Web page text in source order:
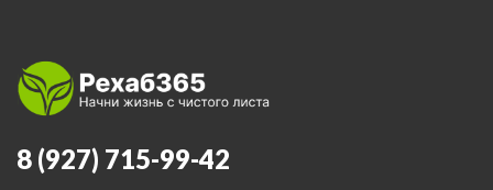
8 (927) 715-99-42